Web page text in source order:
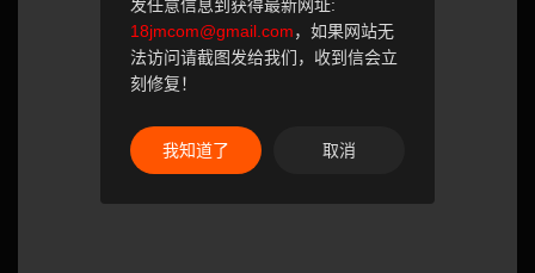
发任意信息到获得最新网址:
18jmcom@gmail.com，如果网站无
法访问请截图发给我们，收到信会立
刻修复！
我知道了 取消